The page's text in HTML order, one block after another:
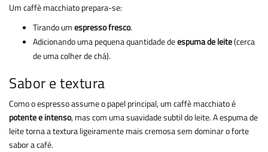
Um caffè macchiato prepara-se:
Tirando umespresso fresco.
Adicionando uma pequena quantidade deespuma de leite(cerca
de uma colher de chá).
Sabor e textura
Como o espresso assume o papel principal, um caffè macchiato é
potente e intenso, mas com uma suavidade subtil do leite. A espuma de
leite torna a textura ligeiramente mais cremosa sem dominar o forte
sabor a café.